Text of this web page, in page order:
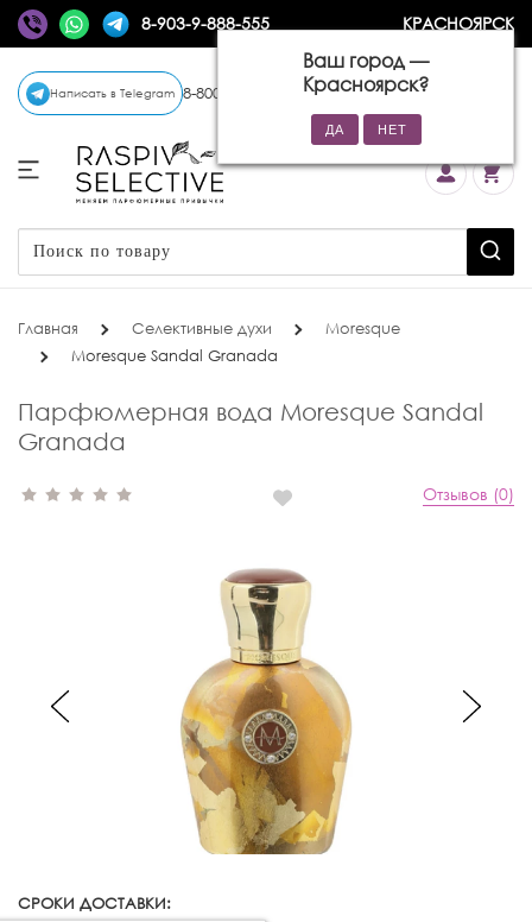
8-903-9-888-555 КРАСНОЯРСК
Ваш город —
Красноярск?
Написать в Telegram 8-800-770-72-34 (бесплатно)
Главная Селективные духи
Moresque
Moresque Sandal Granada
Парфюмерная вода Moresque Sandal
Granada
Отзывов (0)
СРОКИ ДОСТАВКИ: